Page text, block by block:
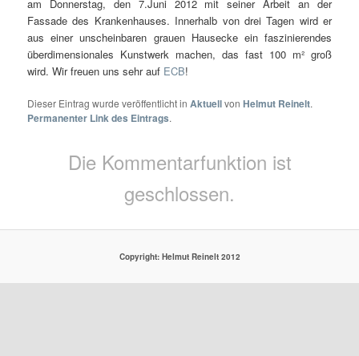
am Donnerstag, den 7.Juni 2012 mit seiner Arbeit an der
Fassade des Krankenhauses. Innerhalb von drei Tagen wird er
aus einer unscheinbaren grauen Hausecke ein faszinierendes
überdimensionales Kunstwerk machen, das fast 100 m² groß
wird. Wir freuen uns sehr auf ECB!
Dieser Eintrag wurde veröffentlicht inAktuellvonHelmut Reinelt.
Permanenter Link des Eintrags.
Die Kommentarfunktion ist
geschlossen.
Copyright: Helmut Reinelt 2012